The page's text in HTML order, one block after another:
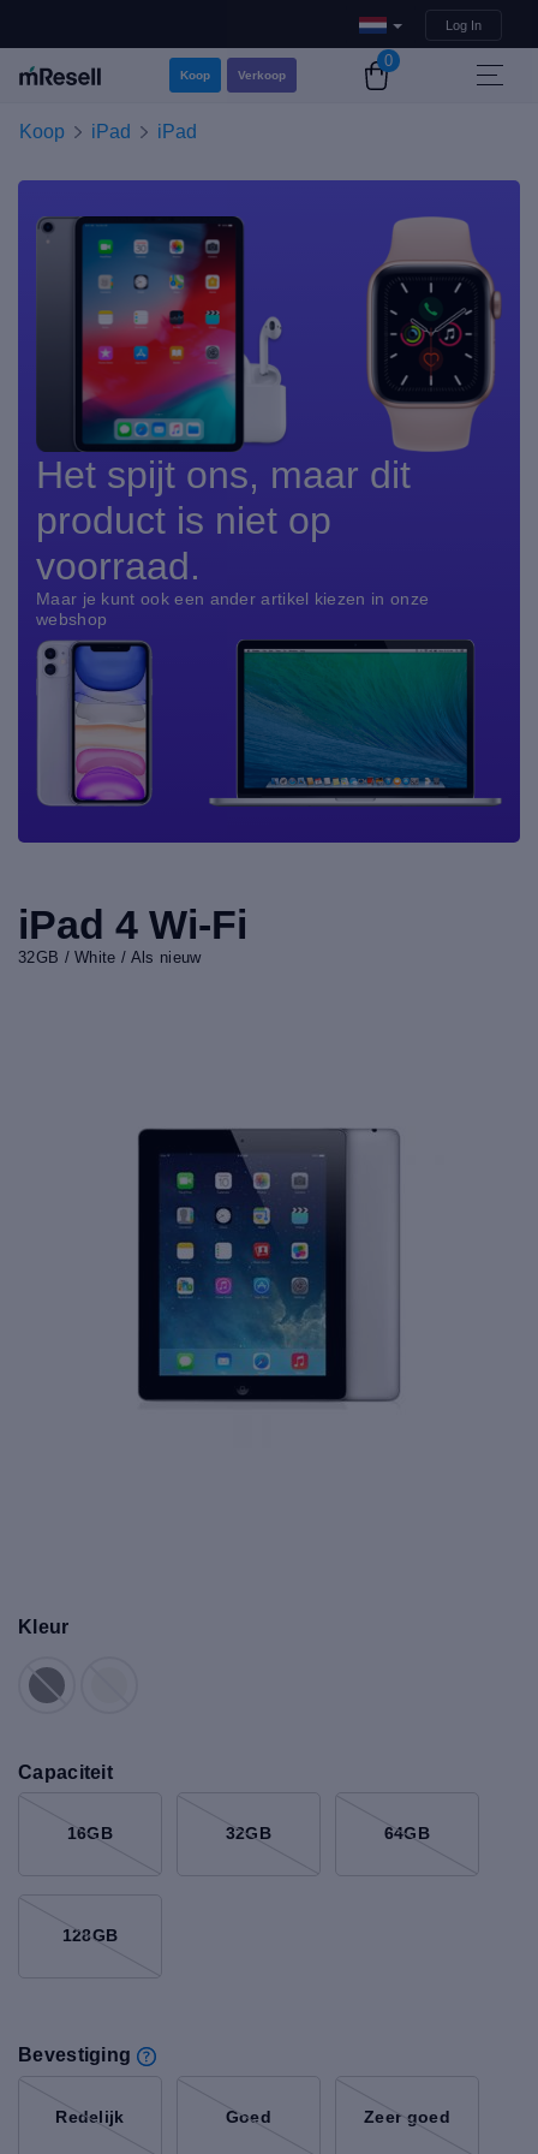
Log In
Koop Verkoop
0
Koop iPad iPad
Het spijt ons, maar dit
product is niet op
voorraad.
Maar je kunt ook een ander artikel kiezen in onze
webshop
iPad 4 Wi-Fi
32GB / White / Als nieuw
Kleur
Capaciteit
16GB 32GB 64GB
128GB
Bevestiging
Redelijk Goed Zeer goed